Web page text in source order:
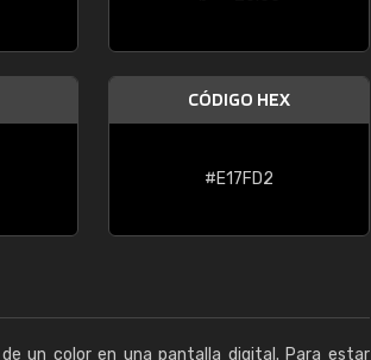
CÓDIGO HEX
#E17FD2
un color en una pantalla digital. Para estar